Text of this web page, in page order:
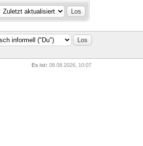
Es ist: 08.08.2026, 10:07